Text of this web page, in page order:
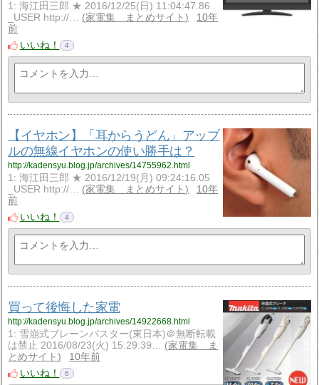
1: 海江田三郎 ★ 2016/12/25(日) 11:04:47.86
_USER http://…
家電集 まとめサイト
10年
前
いいね！
4
【イヤホン】「耳からうどん」アップ
ルの無線イヤホンの使い勝手は？
http://kadensyu.blog.jp/archives/14755962.html
1: 海江田三郎 ★ 2016/12/19(月) 09:24:16.05
_USER http://…
家電集 まとめサイト
10年
前
いいね！
4
買って後悔した家電
http://kadensyu.blog.jp/archives/14922668.html
1: 雪崩式ブレーンバスター(東日本)＠無断転載
は禁止 2016/08/23(火) 15:29:39…
家電集 ま
とめサイト
10年前
いいね！
6